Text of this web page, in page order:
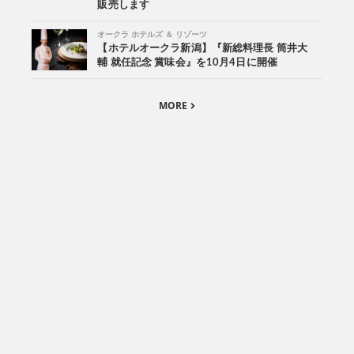
販売します
オークラ ホテルズ ＆ リゾーツ
【ホテルオークラ新潟】『新総料理長 筒井大
輔 就任記念 賞味会』を10月4日に開催
MORE